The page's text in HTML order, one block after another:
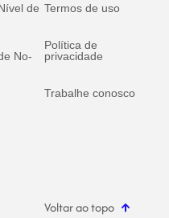
de
No-
Termos de uso
Política de
privacidade
Trabalhe conosco
Voltar ao topo